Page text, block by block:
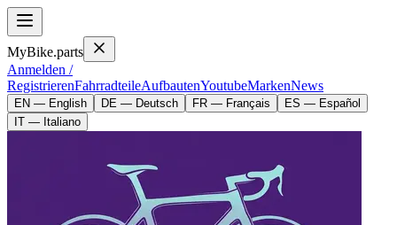
MyBike.parts
Anmelden /
RegistrierenFahrradteileAufbautenYoutubeMarkenNews
EN — English DE — Deutsch FR — Français
ES — Español
IT — Italiano